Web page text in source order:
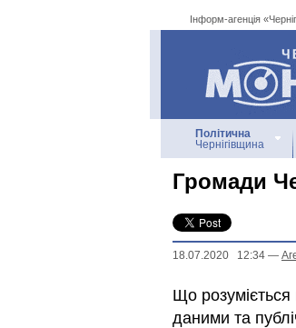
Інформ-агенція
Інформ-
Політична
Чернігівщина
Громади
18.07.2020 12:34 —
Що розуміється
даними та